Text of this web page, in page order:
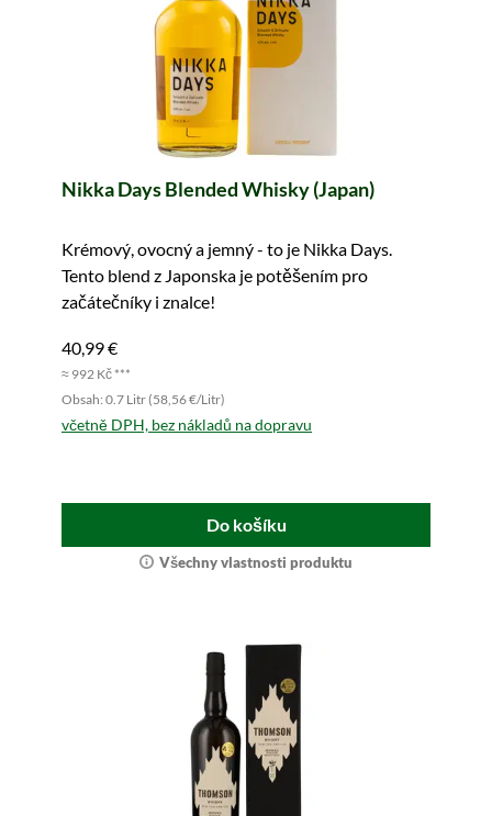
Nikka Days Blended Whisky (Japan)
Krémový, ovocný a jemný - to je Nikka Days.
Tento blend z Japonska je potěšením pro
začátečníky i znalce!
40,99 €
≈ 992 Kč ***
Obsah: 0.7 Litr (58,56 €/Litr)
včetně DPH, bez nákladů na dopravu
Do košíku
Všechny vlastnosti produktu